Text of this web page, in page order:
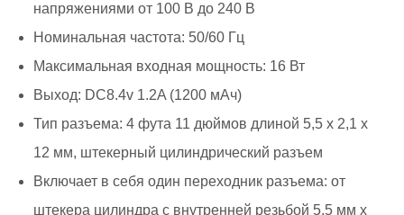
напряжениями от 100 В до 240 В
Номинальная частота: 50/60 Гц
Максимальная входная мощность: 16 Вт
Выход: DC8.4v 1.2A (1200 мАч)
Тип разъема: 4 фута 11 дюймов длиной 5,5 x 2,1 x
12 мм, штекерный цилиндрический разъем
Включает в себя один переходник разъема: от
штекера цилиндра с внутренней резьбой 5,5 мм x